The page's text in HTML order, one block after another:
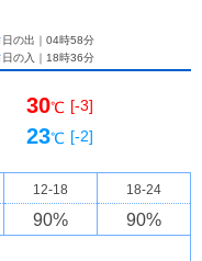
日の出｜ 04時58分
日の入｜ 18時36分
30℃ [-3]
23℃ [-2]
12-18 18-24
90% 90%